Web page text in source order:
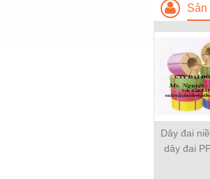
Sản
Dây đai
dây đai